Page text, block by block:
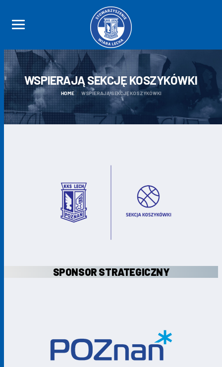
WSPIERAJĄ SEKCJĘKOSZYKÓWKI
HOME WSPIERAJĄ SEKCJĘ KOSZYKÓWKI
SPONSOR STRATEGICZNY